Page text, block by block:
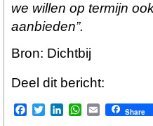
we willen op termijn
aanbieden”.
Bron: Dichtbij
Deel dit bericht:
Facebook
TwitterLinkedInWhatsApp
EmailShare